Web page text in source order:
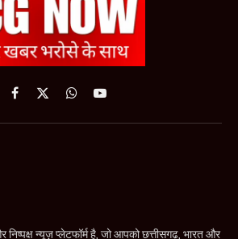
Facebook
X
WhatsApp
YouTube
न्यूज़ प्लेटफॉर्म है, जो आपको छत्तीसगढ़, भारत और